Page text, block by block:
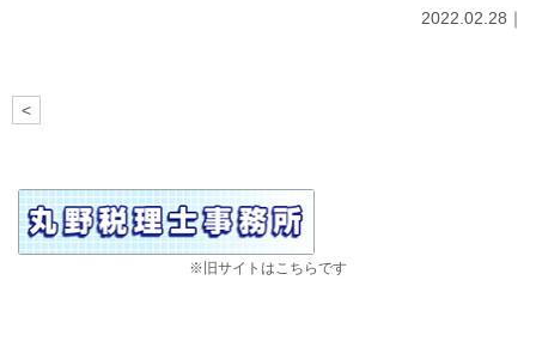
2022.02.28｜
<
※旧サイトはこちらです